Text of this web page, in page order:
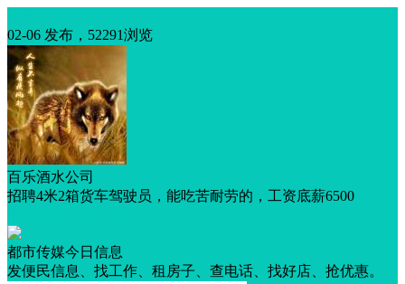
02-06 发布，52291浏览
百乐酒水公司
招聘4米2箱货车驾驶员，能吃苦耐劳的，工资底薪6500
都市传媒今日信息
发便民信息、找工作、租房子、查电话、找好店、抢优惠。